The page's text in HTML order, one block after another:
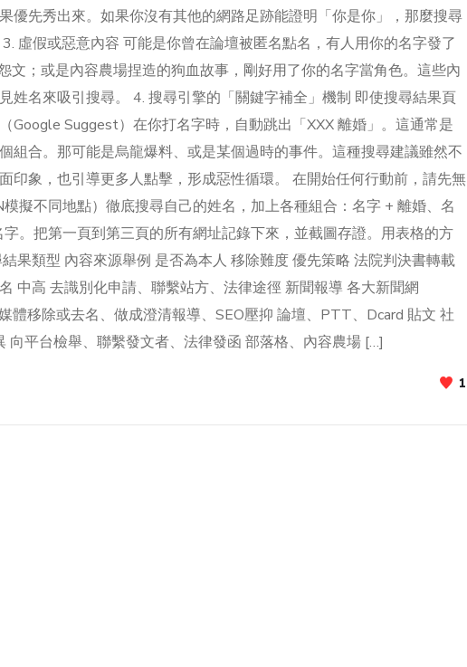
優先秀出來。如果你沒有其他的網路足跡能證明「你是你」，那麼搜尋
虛假或惡意內容 可能是你曾在論壇被匿名點名，有人用你的名字發了
文；或是內容農場捏造的狗血故事，剛好用了你的名字當角色。這些內
姓名來吸引搜尋。 4. 搜尋引擎的「關鍵字補全」機制 即使搜尋結果頁
Google Suggest）在你打名字時，自動跳出「XXX 離婚」。這通常是
組合。那可能是烏龍爆料、或是某個過時的事件。這種搜尋建議雖然不
印象，也引導更多人點擊，形成惡性循環。 在開始任何行動前，請先無
擬不同地點）徹底搜尋自己的姓名，加上各種組合：名字 + 離婚、名
。把第一頁到第三頁的所有網址記錄下來，並截圖存證。用表格的方
果類型 內容來源舉例 是否為本人 移除難度 優先策略 法院判決書轉載
中高 去識別化申請、聯繫站方、法律途徑 新聞報導 各大新聞網
體移除或去名、做成澄清報導、SEO壓抑 論壇、PTT、Dcard 貼文 社
向平台檢舉、聯繫發文者、法律發函 部落格、內容農場 […]
1